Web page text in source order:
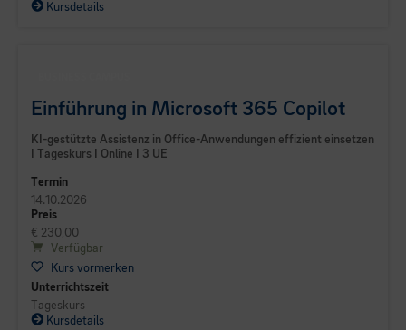
Kursdetails
Einführung in Microsoft 365 Copilot
KI-gestützte Assistenz in Office-Anwendungen effizient einsetzen
I Tageskurs I Online I 3 UE
Termin
14.10.2026
Preis
€ 230,00
Verfügbar
Kurs vormerken
Unterrichtszeit
Tageskurs
Kursdetails